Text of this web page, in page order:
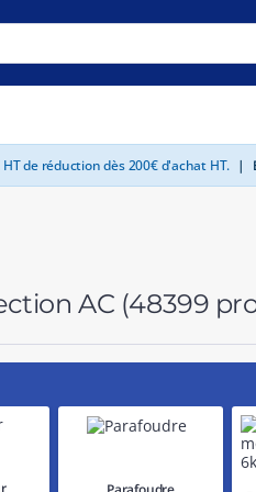
de réduction dès 200€ d'achat HT. |
AC (48399